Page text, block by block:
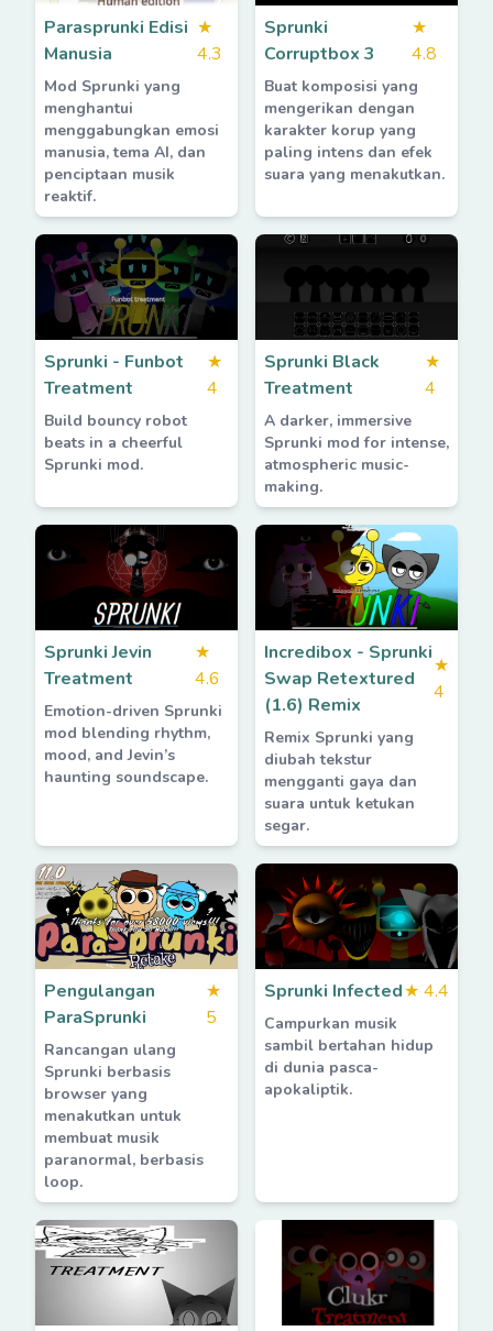
Parasprunki Edisi
Manusia
★
4.3
Mod Sprunki yang
menghantui
menggabungkan emosi
manusia, tema AI, dan
penciptaan musik
reaktif.
Sprunki
Corruptbox 3
★
4.8
Buat komposisi yang
mengerikan dengan
karakter korup yang
paling intens dan efek
suara yang menakutkan.
Sprunki - Funbot
Treatment
★
4
Build bouncy robot
beats in a cheerful
Sprunki mod.
Sprunki Black
Treatment
★
4
A darker, immersive
Sprunki mod for intense,
atmospheric music-
making.
Sprunki Jevin
Treatment
★
4.6
Emotion-driven Sprunki
mod blending rhythm,
mood, and Jevin’s
haunting soundscape.
Incredibox - Sprunki
Swap Retextured
(1.6) Remix
★
4
Remix Sprunki yang
diubah tekstur
mengganti gaya dan
suara untuk ketukan
segar.
Pengulangan
ParaSprunki
★
5
Rancangan ulang
Sprunki berbasis
browser yang
menakutkan untuk
membuat musik
paranormal, berbasis
loop.
Sprunki Infected★ 4.4
Campurkan musik
sambil bertahan hidup
di dunia pasca-
apokaliptik.